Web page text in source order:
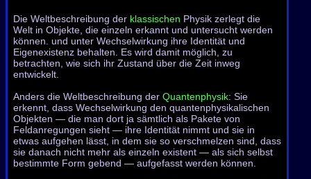
Die Weltbeschreibung der klassischen Physik zerlegt die
Welt in Objekte, die einzeln erkannt und untersucht werden
können. und unter Wechselwirkung ihre Identität und
Eigenexistenz behalten. Es wird damit möglich, zu
betrachten, wie sich ihr Zustand über die Zeit inweg
entwickelt.
Anders die Weltbeschreibung der Quantenphysik: Sie
erkennt, dass Wechselwirkung den quantenphysikalischen
Objekten — die man dort ja sämtlich als Pakete von
Feldanregungen sieht — ihre Identität nimmt und sie in
etwas aufgehen lässt, in dem sie so verschmelzen sind, dass
sie danach nicht mehr als einzeln existent — als sich selbst
bestimmte Form gebend — aufgefasst werden können.